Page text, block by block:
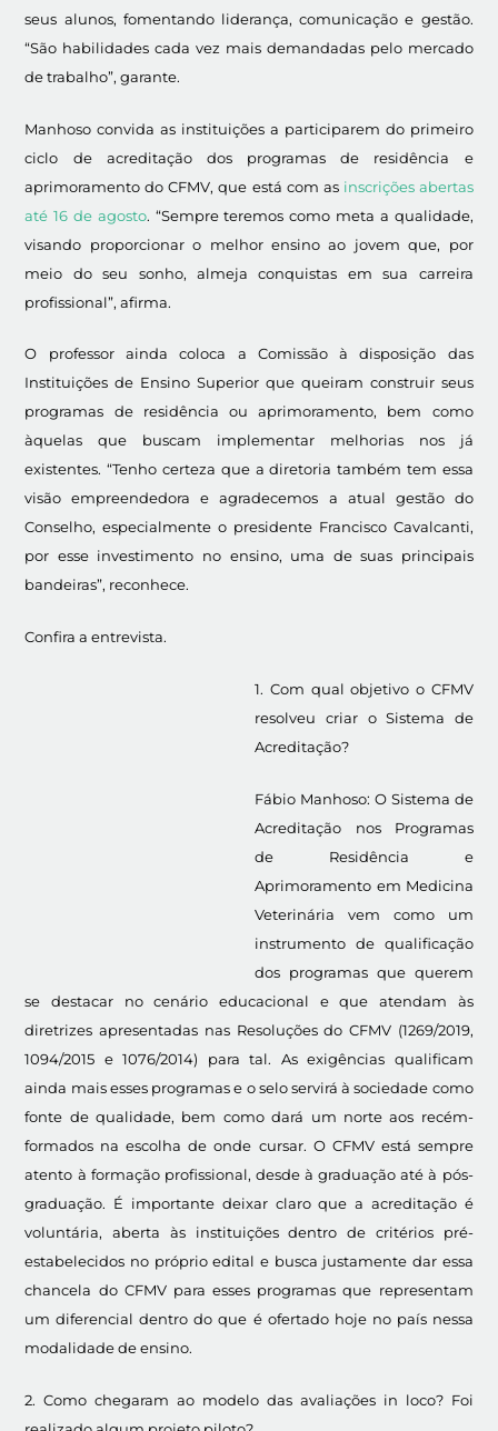
seus alunos, fomentando liderança, comunicação e gestão.
“São habilidades cada vez mais demandadas pelo mercado
de trabalho”, garante.
Manhoso convida as instituições a participarem do primeiro
ciclo de acreditação dos programas de residência e
aprimoramento do CFMV, que está com as inscrições abertas
até 16 de agosto. “Sempre teremos como meta a qualidade,
visando proporcionar o melhor ensino ao jovem que, por
meio do seu sonho, almeja conquistas em sua carreira
profissional”, afirma.
O professor ainda coloca a Comissão à disposição das
Instituições de Ensino Superior que queiram construir seus
programas de residência ou aprimoramento, bem como
àquelas que buscam implementar melhorias nos já
existentes. “Tenho certeza que a diretoria também tem essa
visão empreendedora e agradecemos a atual gestão do
Conselho, especialmente o presidente Francisco Cavalcanti,
por esse investimento no ensino, uma de suas principais
bandeiras”, reconhece.
Confira a entrevista.
1. Com qual objetivo o CFMV
resolveu criar o Sistema de
Acreditação?
Fábio Manhoso: O Sistema de
Acreditação nos Programas
de Residência e
Aprimoramento em Medicina
Veterinária vem como um
instrumento de qualificação
dos programas que querem
se destacar no cenário educacional e que atendam às
diretrizes apresentadas nas Resoluções do CFMV (1269/2019,
1094/2015 e 1076/2014) para tal. As exigências qualificam
ainda mais esses programas e o selo servirá à sociedade como
fonte de qualidade, bem como dará um norte aos recém-
formados na escolha de onde cursar. O CFMV está sempre
atento à formação profissional, desde à graduação até à pós-
graduação. É importante deixar claro que a acreditação é
voluntária, aberta às instituições dentro de critérios pré-
estabelecidos no próprio edital e busca justamente dar essa
chancela do CFMV para esses programas que representam
um diferencial dentro do que é ofertado hoje no país nessa
modalidade de ensino.
2. Como chegaram ao modelo das avaliações in loco? Foi